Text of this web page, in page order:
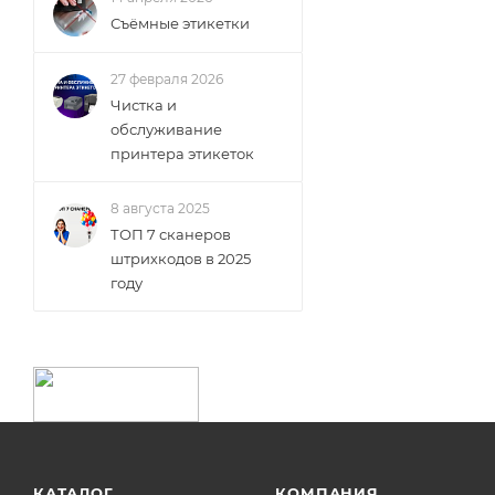
Съёмные этикетки
27 февраля 2026
Чистка и
обслуживание
принтера этикеток
8 августа 2025
ТОП 7 сканеров
штрихкодов в 2025
году